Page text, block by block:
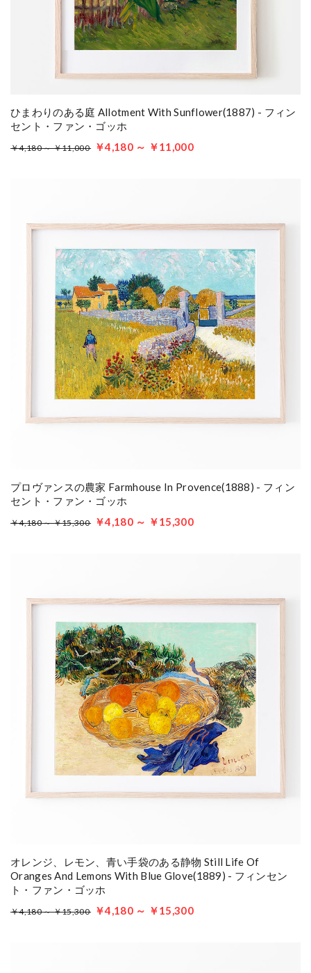
ひまわりのある庭 Allotment With Sunflower(1887) - フィン
セント・ファン・ゴッホ
￥4,180 ～ ￥11,000 ￥4,180 ～ ￥11,000
プロヴァンスの農家 Farmhouse In Provence(1888) - フィン
セント・ファン・ゴッホ
￥4,180 ～ ￥15,300 ￥4,180 ～ ￥15,300
オレンジ、レモン、青い手袋のある静物 Still Life Of
Oranges And Lemons With Blue Glove(1889) - フィンセン
ト・ファン・ゴッホ
￥4,180 ～ ￥15,300 ￥4,180 ～ ￥15,300